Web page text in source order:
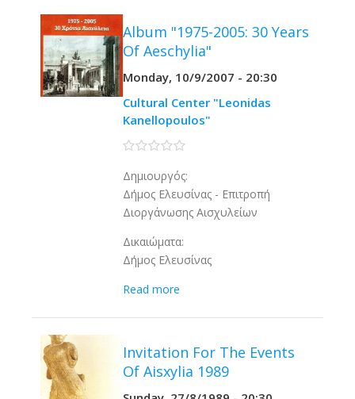
Album "1975-2005: 30 Years
Of Aeschylia"
Monday, 10/9/2007 - 20:30
Cultural Center "Leonidas
Kanellopoulos"
0 stars
Δημιουργός:
Δήμος Ελευσίνας - Επιτροπή
Διοργάνωσης Αισχυλείων
Δικαιώματα:
Δήμος Ελευσίνας
Read more
Invitation For The Events
Of Aisxylia 1989